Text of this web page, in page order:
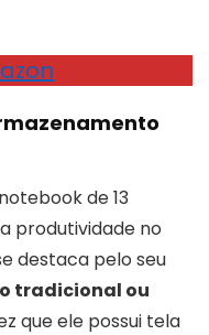
de 13
produtividade no
destaca pelo seu
tradicional ou
que ele possui tela